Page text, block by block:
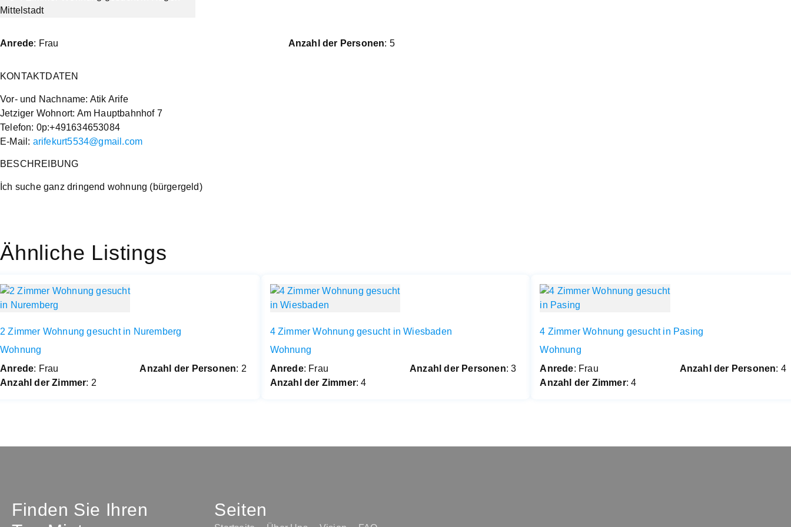
Anrede: Frau Anzahl der Personen: 5
KONTAKTDATEN
Vor- und Nachname: Atik Arife
Jetziger Wohnort: Am Hauptbahnhof 7
Telefon: 0p:+491634653084
E-Mail: arifekurt5534@gmail.com
BESCHREIBUNG
İch suche ganz dringend wohnung (bürgergeld)
Ähnliche Listings
2 Zimmer Wohnung gesucht in Nuremberg
Wohnung
Anrede: Frau Anzahl der Personen: 2
Anzahl der Zimmer: 2
4 Zimmer Wohnung gesucht in Wiesbaden
Wohnung
Anrede: Frau Anzahl der Personen: 3
Anzahl der Zimmer: 4
4 Zimmer Wohnung gesucht in Pasing
Wohnung
Anrede: Frau Anzahl der Personen: 4
Anzahl der Zimmer: 4
Finden Sie Ihren
Seiten